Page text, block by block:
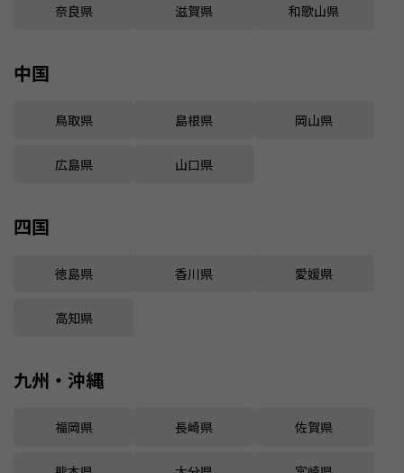
奈良県 滋賀県 和歌山県
中国
鳥取県 島根県 岡山県
広島県 山口県
四国
徳島県 香川県 愛媛県
高知県
九州・沖縄
福岡県 長崎県 佐賀県